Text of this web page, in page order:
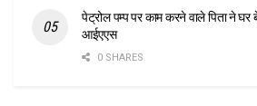
पेट्रोल पम्प पर काम करने वाले पिता ने घर
आईएएस
0 SHARES